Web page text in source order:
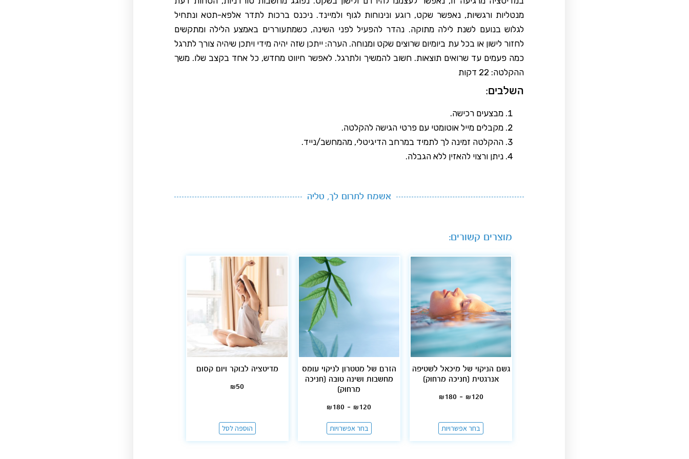
מנטליות ורגשיות, נאפשר שקט, רוגע ונינוחות לגוף ולמיינד. ניכנס ברכות לתדר אלפא-תטא ונתחיל
לגלוש בנועם לשנת לילה מתוקה. נהדר להפעיל לפני השינה, כשמתעוררים באמצע הלילה ומתקשים
לחזור לישון או בכל עת ביומיום שרוצים שקט ומנוחה. הערה: ייתכן שזה יהיה מידי ויתכן שיהיה צורך לתרגל
כמה פעמים עד שרואים תוצאות. חשוב להמשיך ולתרגל. לאפשר חיווט מחדש, כל אחד בקצב שלו. משך
ההקלטה: 22 דקות
השלבים:
מבצעים רכישה.
מקבלים מייל אוטומטי עם פרטי הגישה להקלטה.
ההקלטה זמינה לך לתמיד במרחב הדיגיטלי, מהמחשב/נייד.
ניתן ורצוי להאזין ללא הגבלה.
אשמח לתרום לך, טליה
מוצרים קשורים:
גשם הניקוי של מיכאל לשטיפה
אנרגטית [חניכה מרחוק]
₪120
–
₪180
בחר אפשרויות
הזרם של מטטרון לניקוי עומס
מחשבות ושינה טובה [חניכה
מרחוק]
₪120
–
₪180
בחר אפשרויות
מדיטציה לבוקר ויום קסום
₪50
הוספה לסל